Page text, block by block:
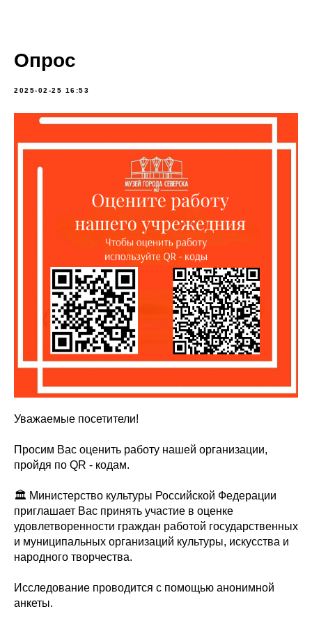
Опрос
2025-02-25 16:53
Уважаемые посетители!
Просим Вас оценить работу нашей организации,
пройдя по QR - кодам.
⁣🏛️ Министерство культуры Российской Федерации
приглашает Вас принять участие в оценке
удовлетворенности граждан работой государственных
и муниципальных организаций культуры, искусства и
народного творчества.
Исследование проводится с помощью анонимной
анкеты.